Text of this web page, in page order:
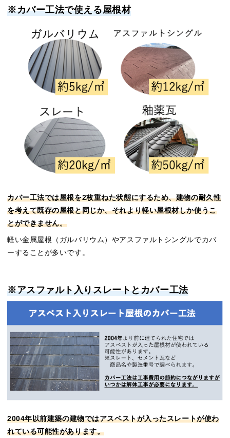
※カバー工法で使える屋根材
カバー工法では屋根を2枚重ねた状態にするため、建物の耐久性
を考えて既存の屋根と同じか、それより軽い屋根材しか使うこ
とができません。
軽い金属屋根（ガルバリウム）やアスファルトシングルでカバ
ーすることが多いです。
※アスファルト入りスレートとカバー工法
2004年以前建築の建物ではアスベストが入ったスレートが使わ
れている可能性があります。